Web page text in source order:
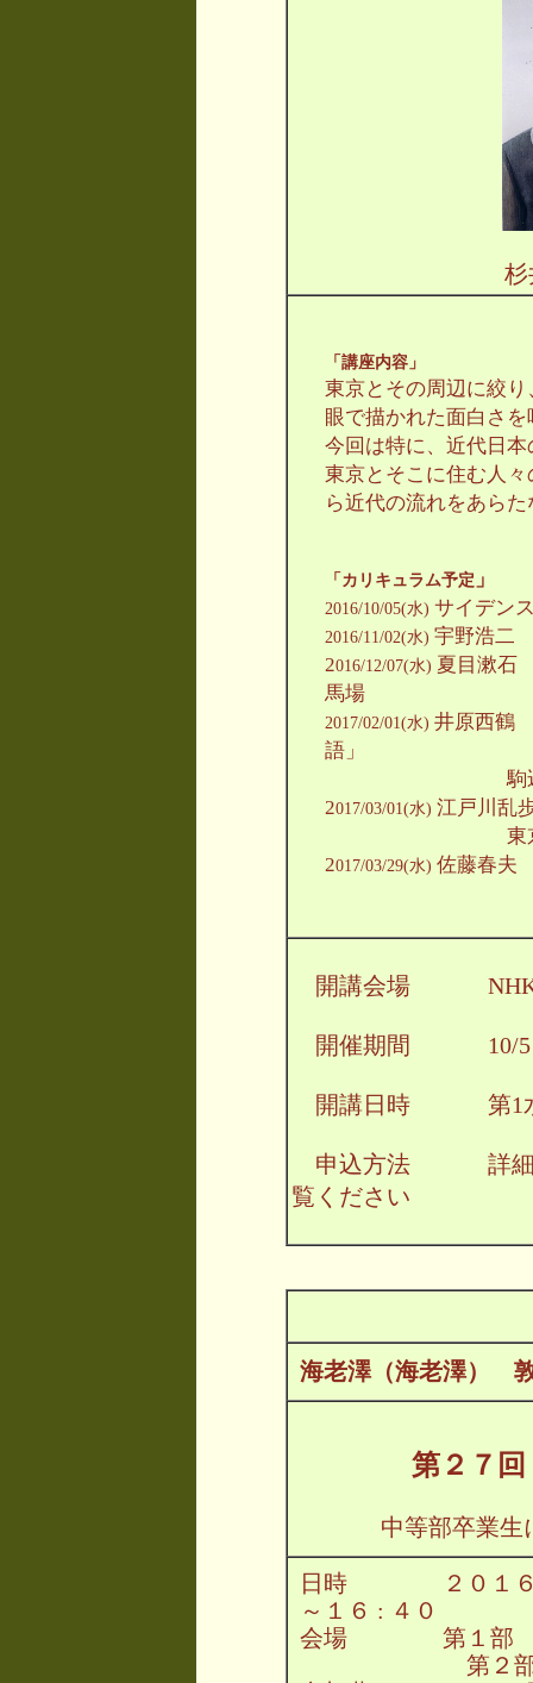
「講座内容」
東京とその周辺に絞
眼で描かれた面白さ
今回は特に、近代日
東京とそこに住む人
ら近代の流れをあら
「カリキュラム予定 」
2016/10/05(水) サイデン
2016/11/02(水) 宇野浩二
2016/12/07(水) 夏目漱
馬場
2017/02/01(水) 井原西鶴
語」
駒込 吉
2017/03/01(水) 江戸川乱
東京丸
2017/03/29(水) 佐藤春夫
開講会場 NHK
開催期間 10/5～
開講日時 第1
申込方法 詳細
覧ください
海老澤（海老澤）
第２７
中等部卒業生
日時 ２０１６年
～１６ : ４０
会場 第１部
第２部 女子